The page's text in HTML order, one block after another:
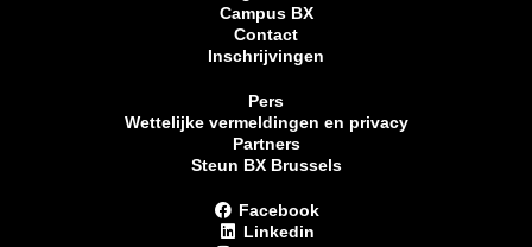
Campus BX
Contact
Inschrijvingen
Pers
Wettelijke vermeldingen en privacy
Partners
Steun BX Brussels
Facebook
Linkedin